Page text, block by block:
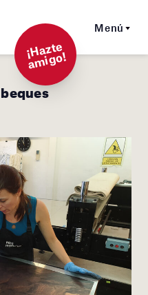
Menú
¡
Hazt
e
a
mi
g
o!
beques